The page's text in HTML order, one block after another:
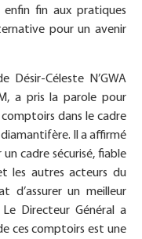
fin aux pratiques
pour un avenir
Désir-Céleste N’GWA
a pris la parole pour
dans le cadre
Il a affirmé
cadre sécurisé, fiable
les autres acteurs du
d’assurer un meilleur
Directeur Général a
ces comptoirs est une